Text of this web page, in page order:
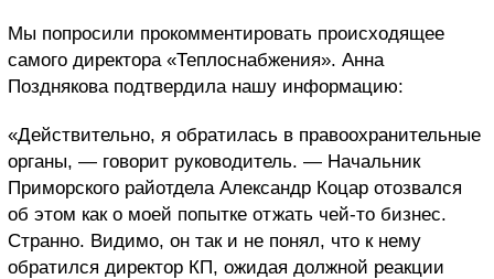
Мы попросили прокомментировать происходящее
самого директора «Теплоснабжения». Анна
Позднякова подтвердила нашу информацию:
«Действительно, я обратилась в правоохранительные
органы, — говорит руководитель. — Начальник
Приморского райотдела Александр Коцар отозвался
об этом как о моей попытке отжать чей-то бизнес.
Странно. Видимо, он так и не понял, что к нему
обратился директор КП, ожидая должной реакции